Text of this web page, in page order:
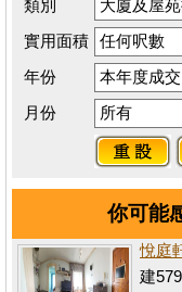
類別
實用面積
年份
月份
你可能
悅庭
建